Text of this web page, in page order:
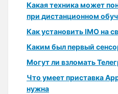
Какая техника может
при дистанционном
Как установить IMO на
Каким был первый
Могут ли взломать
Что умеет приставка
нужна